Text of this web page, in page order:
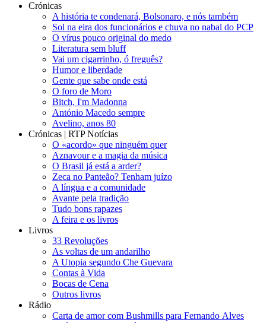
Crónicas
A história te condenará, Bolsonaro, e nós também
Sol na eira dos funcionários e chuva no nabal do PCP
O vírus pouco original do medo
Literatura sem bluff
Vai um cigarrinho, ó freguês?
Humor e liberdade
Gente que sabe onde está
O foro de Moro
Bitch, I'm Madonna
António Macedo sempre
Avelino, anos 80
Crónicas | RTP Notícias
O «acordo» que ninguém quer
Aznavour e a magia da música
O Brasil já está a arder?
Zeca no Panteão? Tenham juízo
A língua e a comunidade
Avante pela tradição
Tudo bons rapazes
A feira e os livros
Livros
33 Revoluções
As voltas de um andarilho
A Utopia segundo Che Guevara
Contas à Vida
Bocas de Cena
Outros livros
Rádio
Carta de amor com Bushmills para Fernando Alves